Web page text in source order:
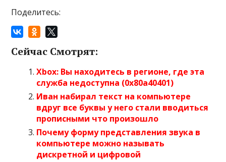
Поделитесь:
Сейчас Смотрят:
Xbox: Вы находитесь в регионе, где эта
служба недоступна (0x80a40401)
Иван набирал текст на компьютере
вдруг все буквы у него стали вводиться
прописными что произошло
Почему форму представления звука в
компьютере можно называть
дискретной и цифровой